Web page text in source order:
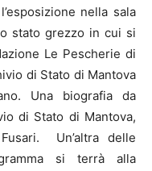
nella sala
stato grezzo in cui si
Le Pescherie di
di Stato di Mantova
Una biografia da
di Stato di Mantova,
Un’altra delle
si terrà alla